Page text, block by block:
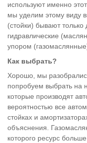
используют именно
мы уделим этому виду
(стойки) бывают только
гидравлические
упором
Как выбрать?
Хорошо, мы
попробуем выбрать на
которые производят
вероятностью все
стойках и
объяснения.
которого ресурс